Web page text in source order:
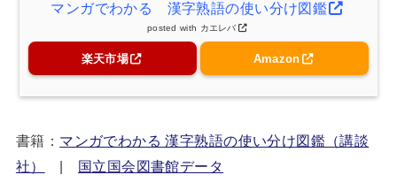
マンガでわかる 漢字熟語の使い分け図鑑
posted with カエレバ
楽天市場 Amazon
書籍： マンガでわかる 漢字熟語の使い分け図鑑（講談
社）
| 国立国会図書館データ